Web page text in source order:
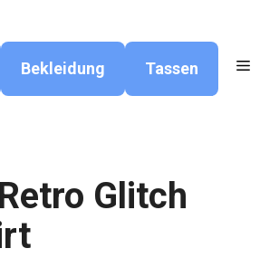
Bekleidung Tassen
Glitch